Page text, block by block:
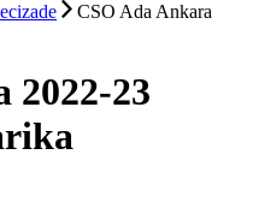
CSO Ada Ankara
2022-23